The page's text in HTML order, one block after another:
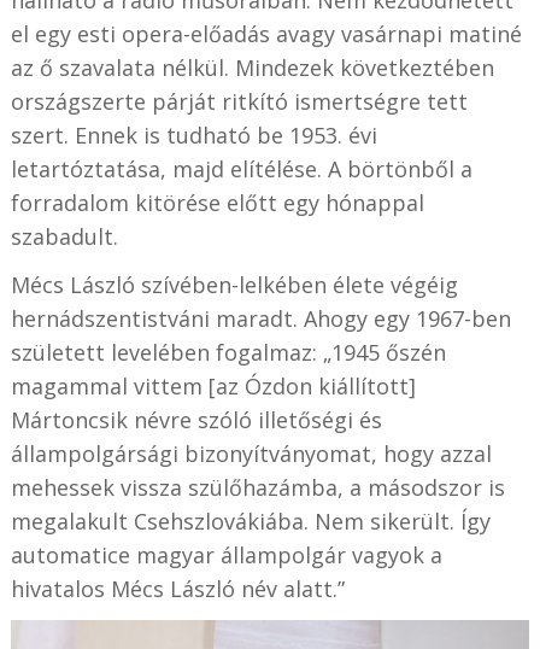
el egy esti opera-előadás avagy vasárnapi matiné
az ő szavalata nélkül. Mindezek következtében
országszerte párját ritkító ismertségre tett
szert. Ennek is tudható be 1953. évi
letartóztatása, majd elítélése. A börtönből a
forradalom kitörése előtt egy hónappal
szabadult.
Mécs László szívében-lelkében élete végéig
hernádszentistváni maradt. Ahogy egy 1967-ben
született levelében fogalmaz: „1945 őszén
magammal vittem [az Ózdon kiállított]
Mártoncsik névre szóló illetőségi és
állampolgársági bizonyítványomat, hogy azzal
mehessek vissza szülőhazámba, a másodszor is
megalakult Csehszlovákiába. Nem sikerült. Így
automatice magyar állampolgár vagyok a
hivatalos Mécs László név alatt.”